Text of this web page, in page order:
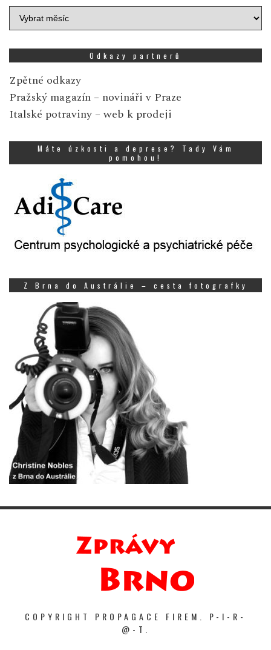
Archiv
zpráv
Odkazy partnerů
Zpětné odkazy
Pražský magazín – novináři v Praze
Italské potraviny – web k prodeji
Máte úzkosti a deprese? Tady Vám
pomohou!
Z Brna do Austrálie – cesta fotografky
COPYRIGHT PROPAGACE FIREM. P-I-R-
@-T.